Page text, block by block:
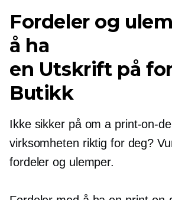
Fordeler og
å ha
en Utskrift på
Butikk
Ikke sikker på om a print-on-
virksomheten riktig for deg?
fordeler og ulemper.